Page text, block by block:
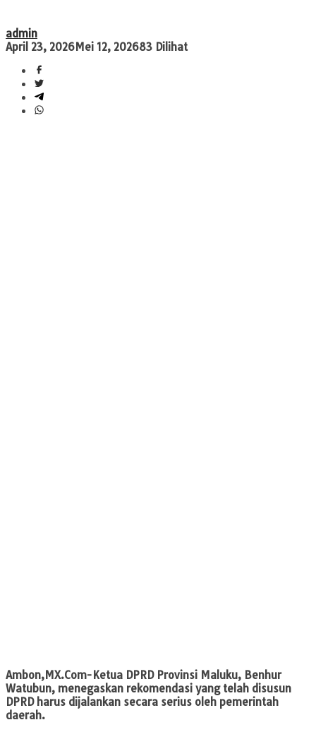
admin
April 23, 2026Mei 12, 202683 Dilihat
Ambon,MX.Com-Ketua DPRD Provinsi Maluku, Benhur
Watubun, menegaskan rekomendasi yang telah disusun
DPRD harus dijalankan secara serius oleh pemerintah
daerah.